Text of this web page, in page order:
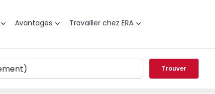
Avantages Travailler chez ERA
Trouver